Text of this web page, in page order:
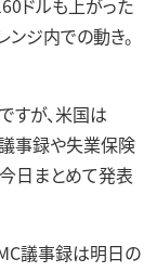
ドルも上がった
ンジ内での動き。
が、米国は
事録や失業保険
日まとめて発表
議事録は明日の